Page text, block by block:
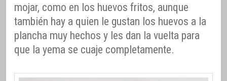
mojar, como en los huevos fritos, aunque
también hay a quien le gustan los huevos a la
plancha muy hechos y les dan la vuelta para
que la yema se cuaje completamente.